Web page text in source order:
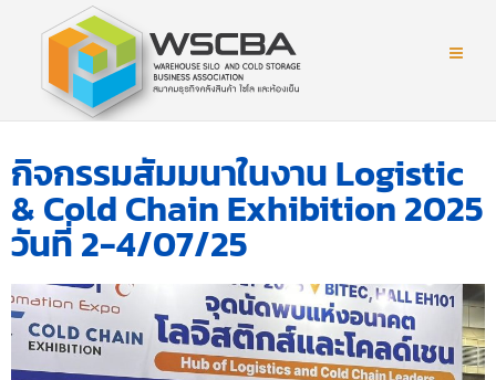
กิจกรรมสัมมนาในงาน Logistic
& Cold Chain Exhibition 2025
วันที่ 2-4/07/25